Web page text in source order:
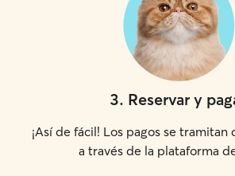
3. Reservar y
¡Así de fácil! Los pagos se tramitan
a través de la plataforma